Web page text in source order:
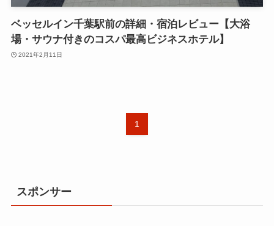
ベッセルイン千葉駅前の詳細・宿泊レビュー【大浴
場・サウナ付きのコスパ最高ビジネスホテル】
2021年2月11日
1
スポンサー